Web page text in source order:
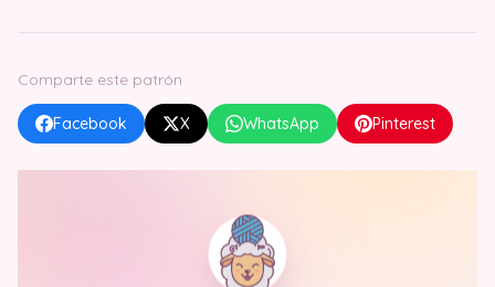
Comparte este patrón
Facebook X WhatsApp Pinterest